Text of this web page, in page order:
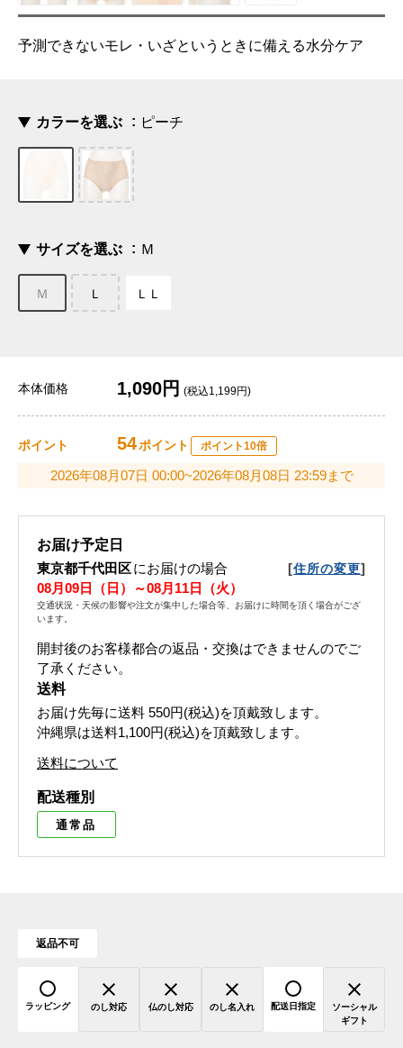
予測できないモレ・いざというときに備える水分ケア
カラーを選ぶ ピーチ
サイズを選ぶ Ｍ
Ｍ Ｌ ＬＬ
本体価格 1,090円 (税込1,199円)
ポイント 54ポイント ポイント10倍
2026年08月07日 00:00~2026年08月08日 23:59まで
お届け予定日
東京都千代田区にお届けの場合 [住所の変更]
08月09日（日）～08月11日（火）
交通状況・天候の影響や注文が集中した場合等、お届けに時間を頂く場合がござ
います。
開封後のお客様都合の返品・交換はできませんのでご
了承ください。
送料
お届け先毎に送料 550円(税込)を頂戴致します。
沖縄県は送料1,100円(税込)を頂戴致します。
送料について
配送種別
通常品
返品不可
ラッピング のし対応 仏のし対応 のし名入れ 配送日指定
ソーシャル
ギフト